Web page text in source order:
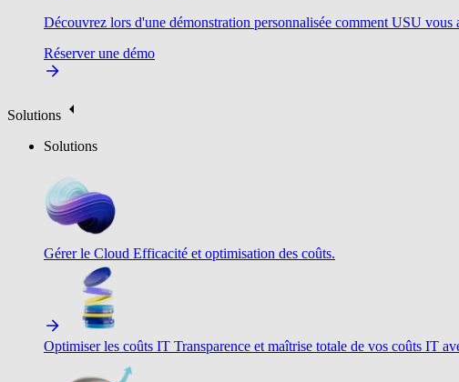
Découvrez lors d'une démonstration personnalisée comment USU
Réserver une démo
Solutions
Solutions
Gérer le Cloud Efficacité et optimisation des coûts.
Optimiser les coûts IT Transparence et maîtrise totale de vos coûts IT